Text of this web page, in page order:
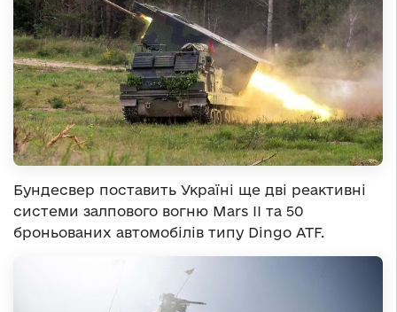
Бундесвер поставить Україні ще дві реактивні
системи залпового вогню Mars II та 50
броньованих автомобілів типу Dingo ATF.